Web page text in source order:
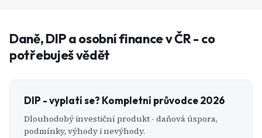
Daně, DIP a osobní finance v ČR - co
potřebuješ vědět
DIP - vyplatí se? Kompletní průvodce 2026
Dlouhodobý investiční produkt - daňová úspora,
podmínky, výhody i nevýhody.